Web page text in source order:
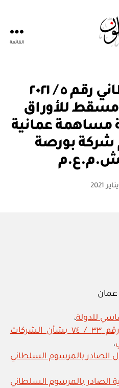
القائمة
مرسوم سلطاني رقم ٥ / ٢٠٢١
للأوراق
مساهمة عمانية
شركة بورصة
كاتب
بو
س
ة
للدولة،
المرسوم السلطاني رقم ٣٣ / ٧٤ بشأن الشركات
،
بالمرسوم السلطاني
الصادر بالمرسوم السلطاني